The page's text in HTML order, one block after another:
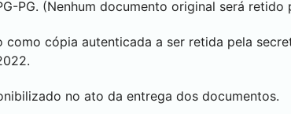
PG. (Nenhum documento original será retido
cópia autenticada a ser retida pela
no ato da entrega dos documentos.